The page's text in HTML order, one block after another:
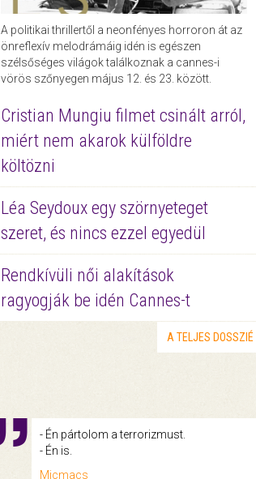
A politikai thrillertől a neonfényes horroron át az
önreflexív melodrámáig idén is egészen
szélsőséges világok találkoznak a cannes-i
vörös szőnyegen május 12. és 23. között.
Cristian Mungiu filmet csinált arról,
miért nem akarok külföldre
költözni
Léa Seydoux egy szörnyeteget
szeret, és nincs ezzel egyedül
Rendkívüli női alakítások
ragyogják be idén Cannes-t
A TELJES DOSSZIÉ
- Én pártolom a terrorizmust.
- Én is.
Micmacs